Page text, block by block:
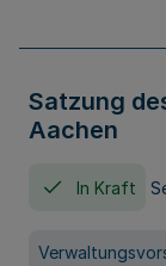
Satzung
Aachen
In Kraft